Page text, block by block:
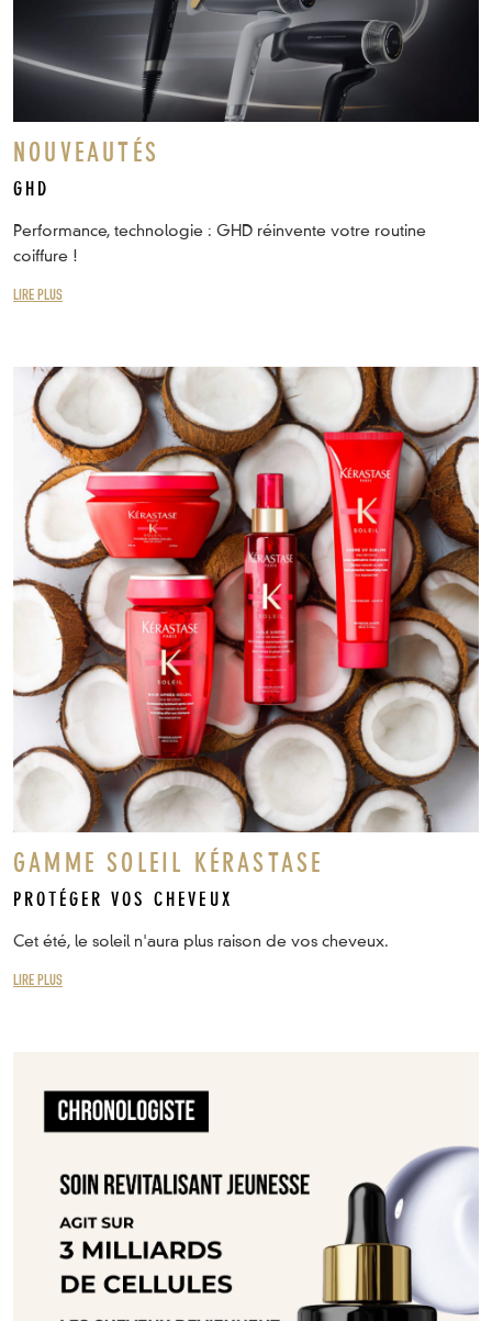
NOUVEAUTÉS
GHD
Performance, technologie : GHD réinvente votre routine
coiffure !
LIRE PLUS
GAMME SOLEIL KÉRASTASE
PROTÉGER VOS CHEVEUX
Cet été, le soleil n'aura plus raison de vos cheveux.
LIRE PLUS